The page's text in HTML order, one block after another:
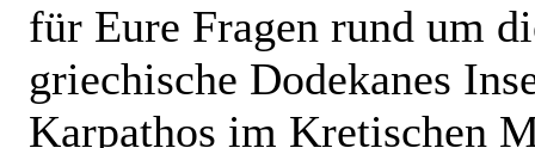
für Eure Fragen rund um
griechische Dodekanes
Karpathos im Kretischen